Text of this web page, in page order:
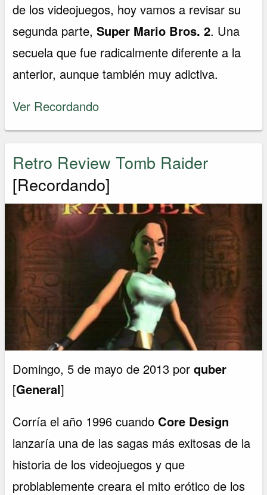
de los videojuegos, hoy vamos a revisar su
segunda parte,Super Mario Bros. 2. Una
secuela que fue radicalmente diferente a la
anterior, aunque también muy adictiva.
Ver Recordando
Retro Review Tomb Raider
[Recordando]
Domingo, 5 de mayo de 2013 porquber
[General]
Corría el año 1996 cuando Core Design
lanzaría una de las sagas más exitosas de la
historia de los videojuegos y que
problablemente creara el mito erótico de los